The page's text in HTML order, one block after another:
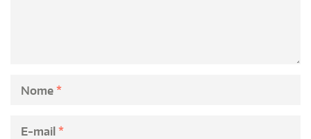
Nome *
E-mail *